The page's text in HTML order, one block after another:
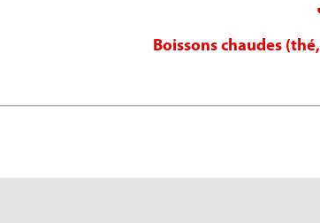
Boissons chaudes